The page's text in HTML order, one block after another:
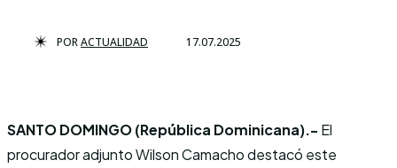
PORACTUALIDAD 17.07.2025
SANTO DOMINGO (República Dominicana).- El
procurador adjunto Wilson Camacho destacó este